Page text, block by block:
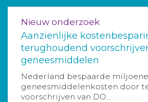
Nieuw onderzoek
Aanzienlijke
terughoudend
geneesmiddelen
Nederland bespaarde
geneesmiddelenkosten door
voorschrijven van DO...